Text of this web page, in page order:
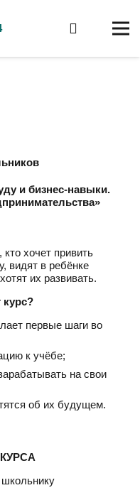
и бизнес-навыки.
кто хочет привить
, видят в ребёнке
их развивать.
курс?
первые шаги во
к учёбе;
на свои
об их будущем.
школьнику